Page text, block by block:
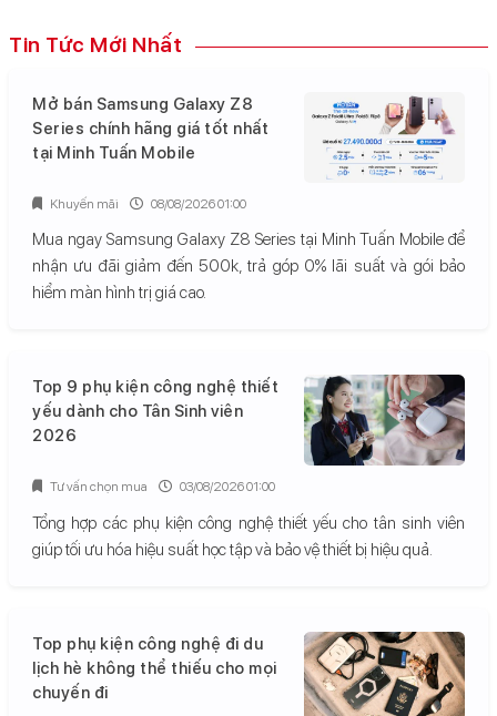
Tin Tức Mới Nhất
Mở bán Samsung Galaxy Z8
Series chính hãng giá tốt nhất
tại Minh Tuấn Mobile
Mua ngay Samsung Galaxy Z8 Series tại Minh Tuấn Mobile để
nhận ưu đãi giảm đến 500k, trả góp 0% lãi suất và gói bảo
hiểm màn hình trị giá cao.
Khuyến mãi 08/08/2026 01:00
Top 9 phụ kiện công nghệ thiết
yếu dành cho Tân Sinh viên
2026
Tổng hợp các phụ kiện công nghệ thiết yếu cho tân sinh viên
giúp tối ưu hóa hiệu suất học tập và bảo vệ thiết bị hiệu quả.
Tư vấn chọn mua 03/08/2026 01:00
Top phụ kiện công nghệ đi du
lịch hè không thể thiếu cho mọi
chuyến đi